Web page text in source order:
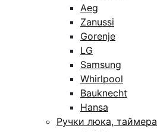
Aeg
Zanussi
Gorenje
LG
Samsung
Whirlpool
Bauknecht
Hansa
Ручки люка, таймера